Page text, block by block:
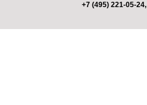
+7 (495) 221-05-24,